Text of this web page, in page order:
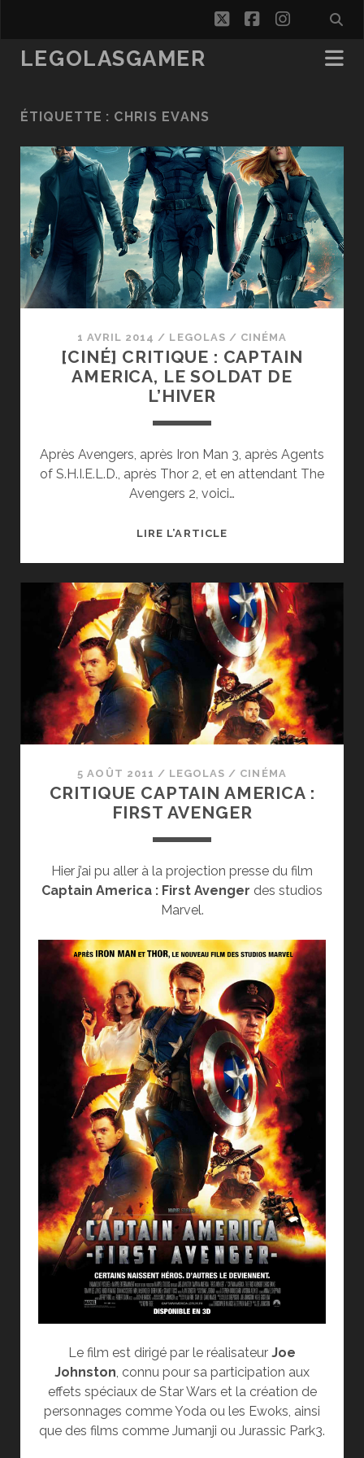
twitterfacebook
LEGOLASGAMER
ÉTIQUETTE : CHRIS EVANS
1 AVRIL 2014 / LEGOLAS / CINÉMA
[CINÉ] CRITIQUE : CAPTAIN
AMERICA, LE SOLDAT DE
L’HIVER
Après Avengers, après Iron Man 3, après Agents
of S.H.I.E.L.D., après Thor 2, et en attendant The
Avengers 2, voici…
LIRE L’ARTICLE[CINÉ]
CAPTAIN
AMERICA,
LE
SOLDAT
DE
L’HIVER
5 AOÛT 2011 / LEGOLAS / CINÉMA
CRITIQUE CAPTAIN AMERICA :
FIRST AVENGER
Hier j’ai pu aller à la projection presse du film
Captain America : First Avenger des studios
Marvel.
Le film est dirigé par le réalisateur Joe
Johnston, connu pour sa participation aux
effets spéciaux de Star Wars et la création de
personnages comme Yoda ou les Ewoks, ainsi
que des films comme Jumanji ou Jurassic Park3.